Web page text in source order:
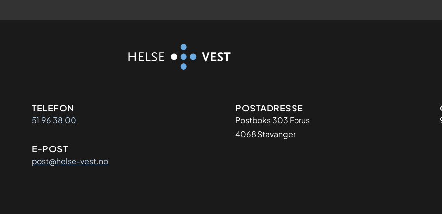
Kontaktinformasjon
TELEFON
51 96 38 00
E-POST
post@helse-vest.no
Adresse
POSTADRESSE
Postboks 303 Forus
4068 Stavanger